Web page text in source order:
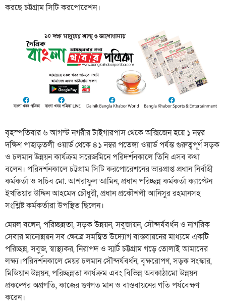
করছে চট্টগ্রাম সিটি করপোরেশন।
বৃহস্পতিবার ৬ আগস্ট নগরীর টাইগারপাস থেকে অক্সিজেন হয়ে ১ নম্বর
দক্ষিণ পাহাড়তলী ওয়ার্ড থেকে ৪১ নম্বর পতেঙ্গা ওয়ার্ড পর্যন্ত গুরুত্বপূর্ণ সড়ক
ও চলমান উন্নয়ন কার্যক্রম সরেজমিনে পরিদর্শনকালে তিনি এসব কথা
বলেন। পরিদর্শনকালে চট্টগ্রাম সিটি করপোরেশনের ভারপ্রাপ্ত প্রধান নির্বাহী
কর্মকর্তা ও সচিব মো. আশরাফুল আমিন, প্রধান পরিচ্ছন্ন কর্মকর্তা ক্যাপ্টেন
ইখতিয়ার উদ্দিন আহমেদ চৌধুরী, প্রধান প্রকৌশলী আনিসুর রহমানসহ
সংশ্লিষ্ট কর্মকর্তারা উপস্থিত ছিলেন।
মেয়ল বলেন, পরিচ্ছন্নতা, সড়ক উন্নয়ন, সবুজায়ন, সৌন্দর্যবর্ধন ও নাগরিক
সেবার মানোন্নয়ন সব ক্ষেত্রে সমন্বিত উদ্যোগ বাস্তবায়নের মাধ্যমে একটি
পরিচ্ছন্ন, সবুজ, স্বাস্থ্যকর, নিরাপদ ও স্মার্ট চট্টগ্রাম গড়ে তোলাই আমাদের
লক্ষ্য।পরিদর্শনকালে মেয়র চলমান সৌন্দর্যবর্ধন, বৃক্ষরোপণ, সড়ক সংস্কার,
মিডিয়ান উন্নয়ন, পরিচ্ছন্নতা কার্যক্রম এবং বিভিন্ন অবকাঠামো উন্নয়ন
প্রকল্পের অগ্রগতি, কাজের গুণগত মান ও বাস্তবায়নের গতি পর্যবেক্ষণ
করেন।